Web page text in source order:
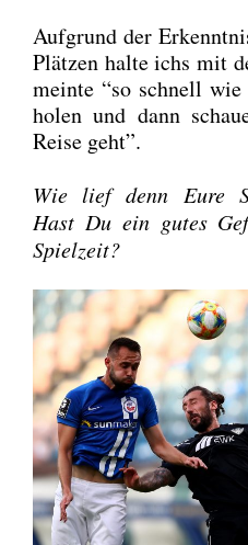
Auf­grund der
Plät­zen hal­te ichs mit
mein­te “so schnell
holen und dann
Rei­se geht”.
Wie lief denn Eure
Hast Du ein gutes
Spiel­zeit?